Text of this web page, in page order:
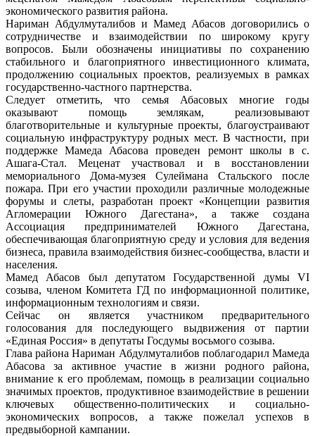
экономического развития района.
Нариман Абдулмуталибов и Мамед Абасов договорились о
сотрудничестве и взаимодействии по широкому кругу
вопросов. Были обозначены инициативы по сохранению
стабильного и благоприятного инвестиционного климата,
продолжению социальных проектов, реализуемых в рамках
государственно-частного партнерства.
Следует отметить, что семья Абасовых многие годы
оказывают помощь землякам, реализовывают
благотворительные и культурные проекты, благоустраивают
социальную инфраструктуру родных мест. В частности, при
поддержке Мамеда Абасова проведен ремонт школы в с.
Ашага-Стал. Меценат участвовал и в восстановлении
мемориального Дома-музея Сулеймана Стальского после
пожара. При его участии проходили различные молодежные
форумы и слеты, разработан проект «Концепции развития
Агломерации Южного Дагестана», а также создана
Ассоциация предпринимателей Южного Дагестана,
обеспечивающая благоприятную среду и условия для ведения
бизнеса, правила взаимодействия бизнес-сообщества, власти и
населения.
Мамед Абасов был депутатом Государственной думы VI
созыва, членом Комитета ГД по информационной политике,
информационным технологиям и связи.
Сейчас он является участником предварительного
голосования для последующего выдвижения от партии
«Единая Россия» в депутаты Госдумы восьмого созыва.
Глава района Нариман Абдулмуталибов поблагодарил Мамеда
Абасова за активное участие в жизни родного района,
внимание к его проблемам, помощь в реализации социально
значимых проектов, продуктивное взаимодействие в решении
ключевых общественно-политических и социально-
экономических вопросов, а также пожелал успехов в
предвыборной кампании.